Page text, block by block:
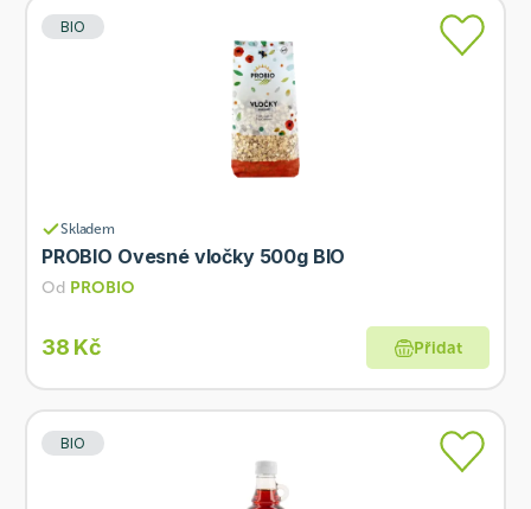
BIO
Skladem
PROBIO Ovesné vločky 500g BIO
Od PROBIO
38 Kč Přidat
BIO